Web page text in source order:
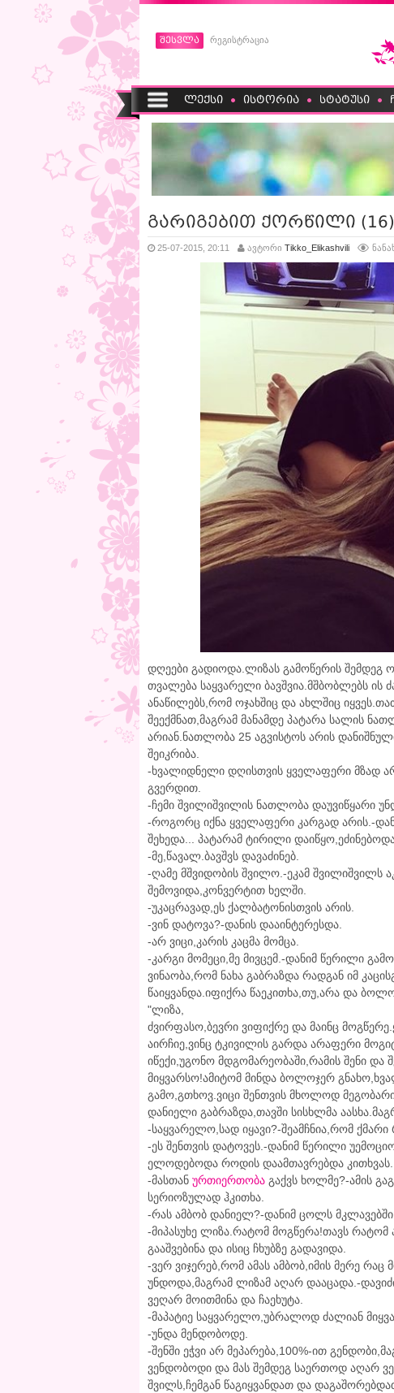
შესვლა რეგისტრაცია
ლექსი ისტორია სტატუსი
გარიგებით ქორწილი (16)
25-07-2015, 20:11 ავტორი Tikko_Elikashvili
დღეები გადიოდა.ლიზას გამოწერის შემდეგ
თვალება საყვარელი ბავშვია.მშბობლებს ის
ანაწილებს,რომ ოჯახშიც და ახლშიც
შეექმნათ,მაგრამ მანამდე პატარა სალის
არიან.ნათლობა 25 აგვისტოს არის
შეიკრიბა.
-ხვალიდნელი დღისთვის ყველაფერი მზად
გვერდით.
-ჩემი შვილიშვილის ნათლობა დაუვიწყარი
-როგორც იქნა ყველაფერი კარგად არის.-
შეხედა... პატარამ ტირილი
-მე,წავალ.ბავშვს დავაძინებ.
-ღამე მშვიდობის შვილო.-ეკამ შვილიშვილს
შემოვიდა,კონვერტით ხელში.
-უკაცრავად,ეს ქალბატონისთვის არის.
-ვინ დატოვა?-დანის დააინტერესდა.
-არ ვიცი,კარის კაცმა მომცა.
-კარგი მომეცი,მე მივცემ.-დანიმ წერილი
ვინაობა,რომ ნახა გაბრაზდა რადგან იმ
წაიყვანდა.იფიქრა წაეკითხა,თუ,არა და
"ლიზა,
ძვირფასო,ბევრი ვიფიქრე და მაინც
აირჩიე,ვინც ტკივილის გარდა არაფერი
იწექი,უგონო მდგომარეობაში,რამის შენი და
მიყვარსო!ამიტომ მინდა ბოლოჯერ
გამო,გთხოვ.ვიცი შენთვის მხოლოდ
დანიელი გაბრაზდა,თავში სისხლმა
-საყვარელო,სად იყავი?-შეამჩნია,რომ
-ეს შენთვის დატოვეს.-დანიმ წერილი
ელოდებოდა როდის დაამთავრებდა კითხვას.
-მასთან ურთიერთობა გაქვს ხოლმე?-ამის
სერიოზულად ჰკითხა.
-რას ამბობ დანიელ?-დანიმ ცოლს
-მიპასუხე ლიზა.რატომ მოგწერა!თავს რატომ
გააშვებინა და ისიც ჩხუბზე გადავიდა.
-ვერ ვიჯერებ,რომ ამას ამბობ,იმის მერე
უნდოდა,მაგრამ ლიზამ აღარ დააცადა.-
ვეღარ მოითმინა და ჩაეხუტა.
-მაპატიე საყვარელო,უბრალოდ ძალიან
-უნდა მენდობოდე.
-შენში ეჭვი არ მეპარება,100%-ით
ვენდობოდი და მას შემდეგ საერთოდ აღარ
შვილს,ჩემგან წაგიყვანდათ და